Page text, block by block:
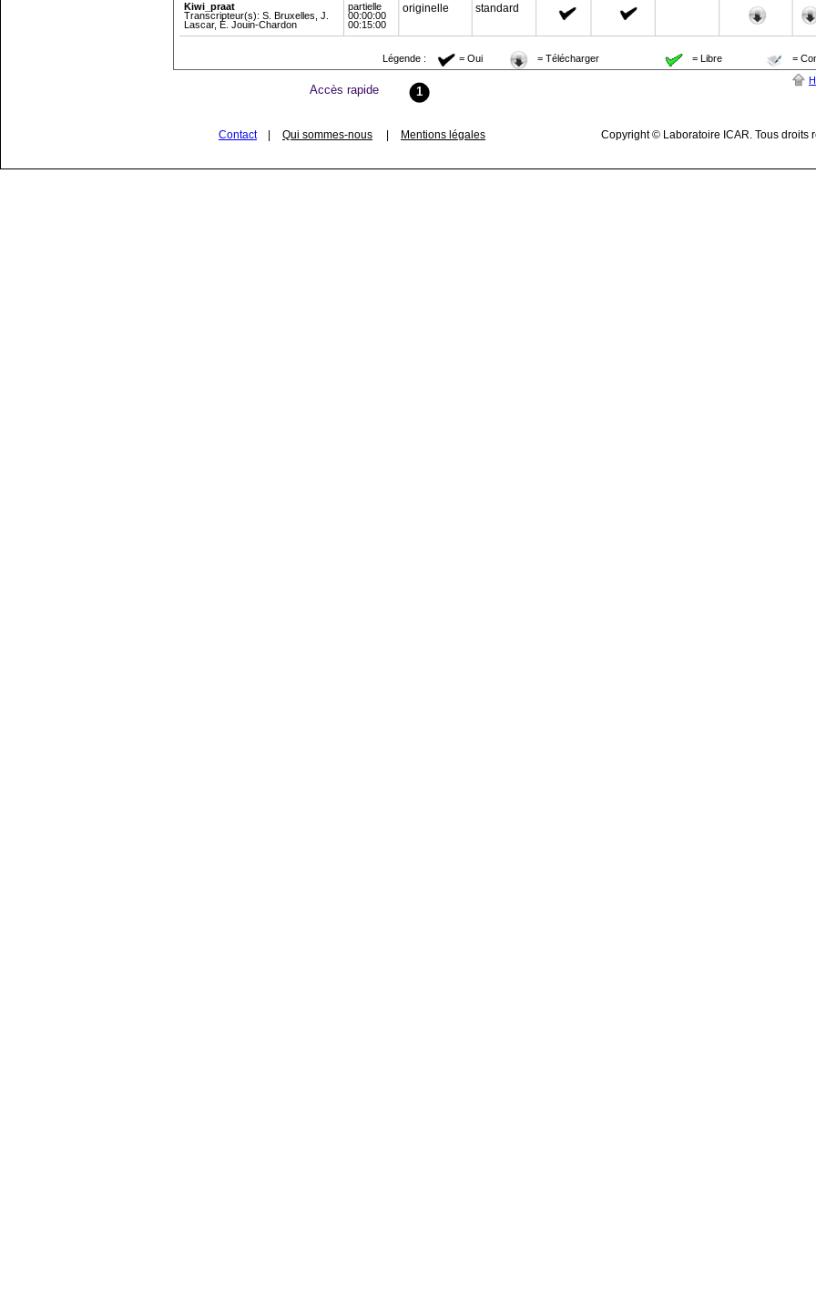
Haut de page
Kiwi_praat
Transcripteur(s): S. Bruxelles, J.
Lascar, É. Jouin-Chardon
partielle
00:00:00
00:15:00
originelle standard
Légende : = Oui = Télécharger = Libre =
Accès rapide 1
Copyright © Laboratoire ICAR. Tous droits
Contact| Qui sommes-nous Mentions légales